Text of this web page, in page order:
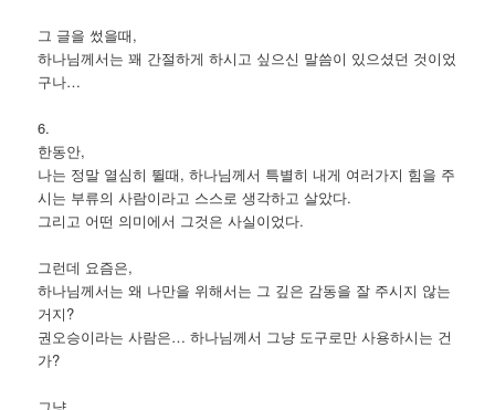
그 글을 썼을때,
하나님께서는 꽤 간절하게 하시고 싶으신 말씀이 있으셨던 것이었
구나…
6.
한동안,
나는 정말 열심히 뛸때, 하나님께서 특별히 내게 여러가지 힘을 주
시는 부류의 사람이라고 스스로 생각하고 살았다.
그리고 어떤 의미에서 그것은 사실이었다.
그런데 요즘은,
하나님께서는 왜 나만을 위해서는 그 깊은 감동을 잘 주시지 않는
거지?
권오승이라는 사람은… 하나님께서 그냥 도구로만 사용하시는 건
가?